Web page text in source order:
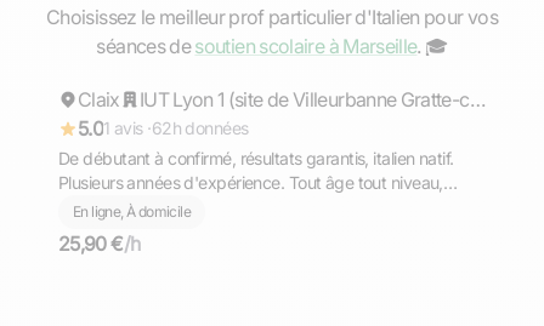
Choisissez le meilleur prof particulier d'Italien pour vos
séances desoutien scolaire à Marseille. ‍🎓
Répond rapidement
Matteo
Claix
IUT Lyon 1 (site de Villeurbanne Gratte-ciel)
5.01 avis ·62h données
De débutant à confirmé, résultats garantis, italien natif.
Plusieurs années d'expérience. Tout âge tout niveau,
diplômé du Bac avec Option Internationale Italien,
l'équivalent de la Maturità (bac italien)
En ligne, À domicile
25,90 €/h